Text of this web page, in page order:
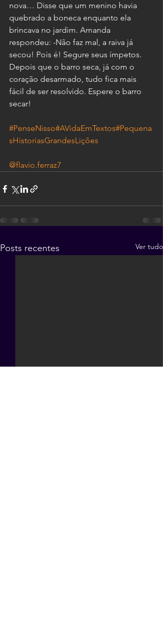
nova… Disse que um menino havia
quebrado a boneca enquanto ela
brincava no jardim. Amanda
respondeu: -Não faz mal, a raiva já
secou! Pois é! Segure seus ímpetos.
Depois que o barro seca, já com o
coração desarmado, tudo fica mais
fácil de ser resolvido. Espere o barro
secar!
#PenseNisso#AVidaEmTextos#Pequena
sHistoriasGrandesLições
@flavio.ferraz7
Posts recentes Ver tudo